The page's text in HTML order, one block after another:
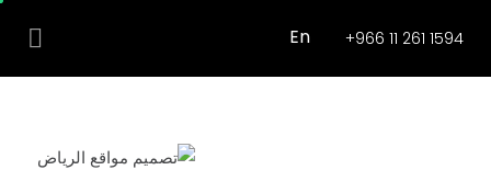
+966 11 261 1594
En